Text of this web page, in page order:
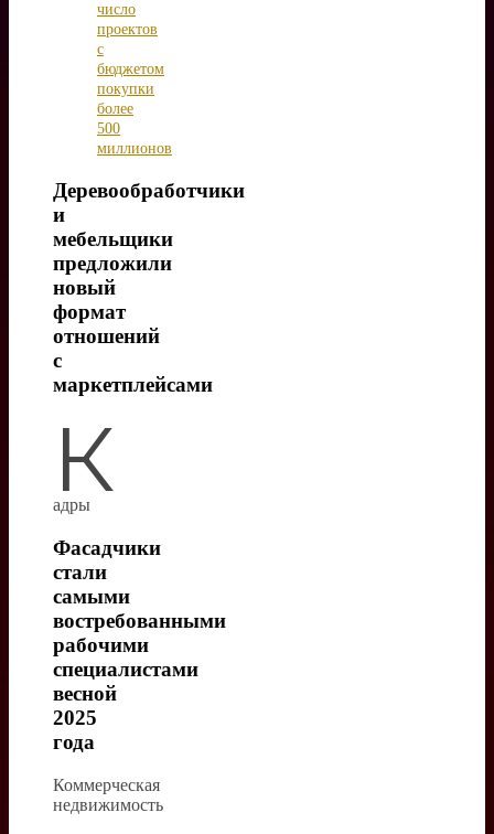
число
проектов
с
бюджетом
покупки
более
500
миллионов
Деревообработчики
и
мебельщики
предложили
новый
формат
отношений
с
маркетплейсами
К
адры
Фасадчики
стали
самыми
востребованными
рабочими
специалистами
весной
2025
года
Коммерческая
недвижимость